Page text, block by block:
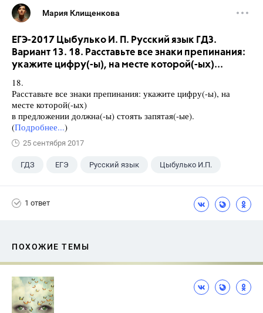
Мария Клищенкова
ЕГЭ-2017 Цыбулько И. П. Русский язык ГДЗ.
Вариант 13. 18. Расставьте все знаки препинания:
укажите цифру(-ы), на месте которой(-ых)...
18.
Расставьте все знаки препинания: укажите цифру(-ы), на
месте которой(-ых)
в предложении должна(-ы) стоять запятая(-ые).
(Подробнее...)
25 сентября 2017
ГДЗ ЕГЭ Русский язык Цыбулько И.П.
1 ответ
ПОХОЖИЕ ТЕМЫ